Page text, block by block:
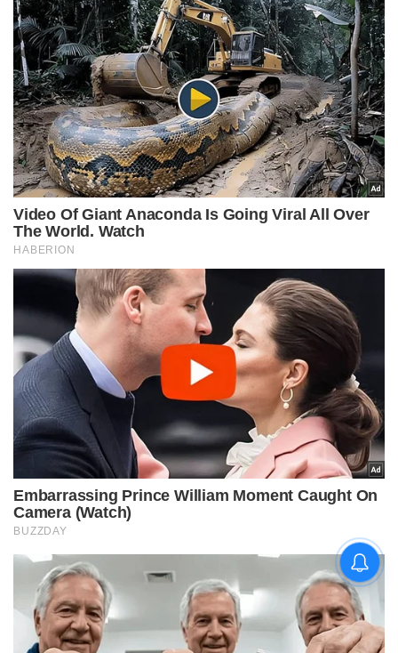
चिराग पासवान और पीएम मोदी ने छठ
पूजा के समापन पर देशवासियों को दी
शुभकामनाएं, छठी मैया से देश की
समृद्धि की कामना की